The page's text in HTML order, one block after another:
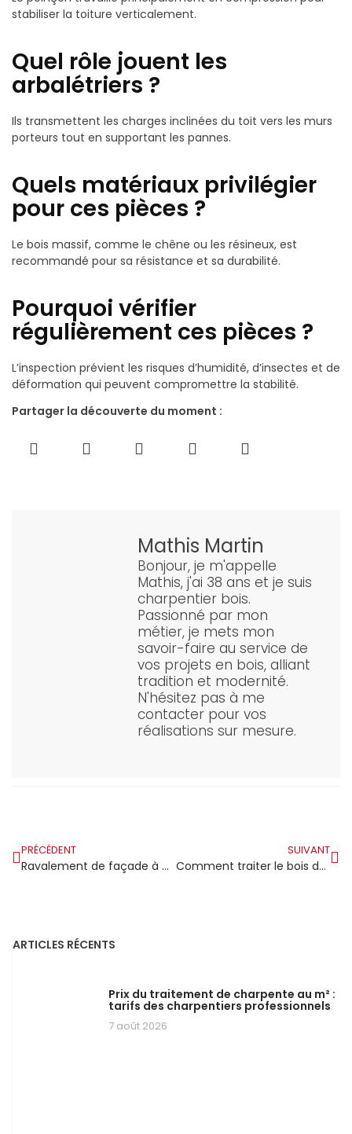
stabiliser la toiture verticalement.
Quel rôle jouent les
arbalétriers ?
Ils transmettent les charges inclinées du toit vers les murs
porteurs tout en supportant les pannes.
Quels matériaux privilégier
pour ces pièces ?
Le bois massif, comme le chêne ou les résineux, est
recommandé pour sa résistance et sa durabilité.
Pourquoi vérifier
régulièrement ces pièces ?
L’inspection prévient les risques d’humidité, d’insectes et de
déformation qui peuvent compromettre la stabilité.
Partager la découverte du moment :
Mathis Martin
Bonjour, je m'appelle
Mathis, j'ai 38 ans et je suis
charpentier bois.
Passionné par mon
métier, je mets mon
savoir-faire au service de
vos projets en bois, alliant
tradition et modernité.
N'hésitez pas à me
contacter pour vos
réalisations sur mesure.
PRÉCÉDENT
Ravalement de façade à Mennecy : quand l’extérieur de la maison rattrape enfin son intérieur rénové
SUIVANT
Comment traiter le bois de charpente contre le mérule ?
ARTICLES RÉCENTS
Prix du traitement de charpente au m² :
tarifs des charpentiers professionnels
7 août 2026